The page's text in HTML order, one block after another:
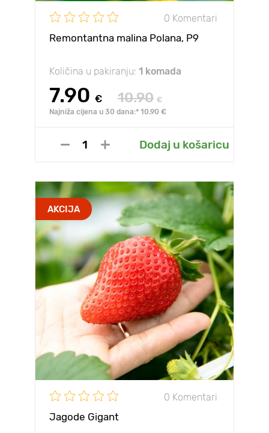
0 Komentari
Remontantna malina Polana, Р9
Količina u pakiranju: 1 komada
7.90 € 10.90 €
Najniža cijena u 30 dana:* 10.90 €
Dodaj u košaricu
AKCIJA
0 Komentari
Jagode Gigant